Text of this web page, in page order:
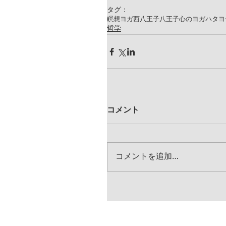
タグ：
瞑想 ヨガ西八王子八王子心のヨガハタヨ
哲学
コメント
コメントを追加…